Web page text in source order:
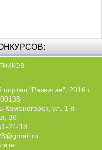
"Развитие", 2016 г.
Каменогорск, ул. 1-я
36
24-18